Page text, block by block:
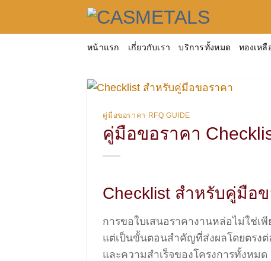
หน้าแรก เกี่ยวกับเรา บริการทั้งหมด ทองเห
คู่มือขอราคา RFQ GUIDE
คู่มือขอราคา
Checklist สำหรับคู่มือ
การขอใบเสนอราคางานหล่อไม่ใช่เ
แต่เป็นขั้นตอนสำคัญที่ส่งผลโดยตรง
และความสำเร็จของโครงการทั้งหมด